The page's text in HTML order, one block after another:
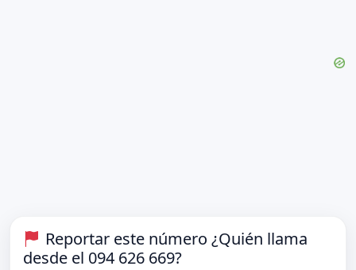
Reportar este número ¿Quién llama
desde el 094 626 669?